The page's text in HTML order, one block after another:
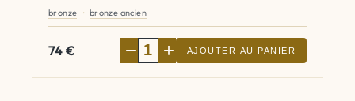
bronze bronze ancien
74€ − + AJOUTER AU PANIER